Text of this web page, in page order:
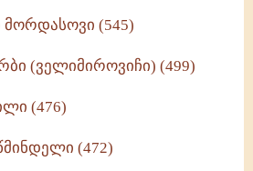
მორდასოვი (545)
(ველიმიროვიჩი) (499)
(476)
(472)